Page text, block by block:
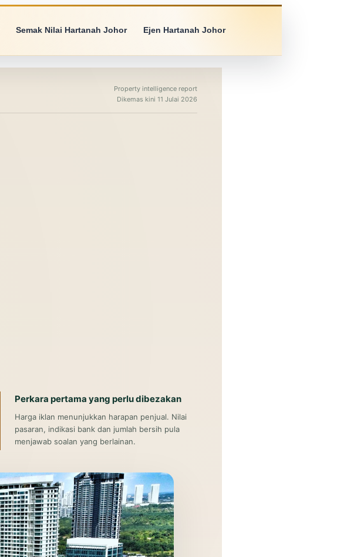
Semak Nilai Hartanah Johor Ejen Hartanah Johor
Property intelligence report
Dikemas kini 11 Julai 2026
Perkara pertama yang perlu dibezakan
Harga iklan menunjukkan harapan penjual. Nilai
pasaran, indikasi bank dan jumlah bersih pula
menjawab soalan yang berlainan.